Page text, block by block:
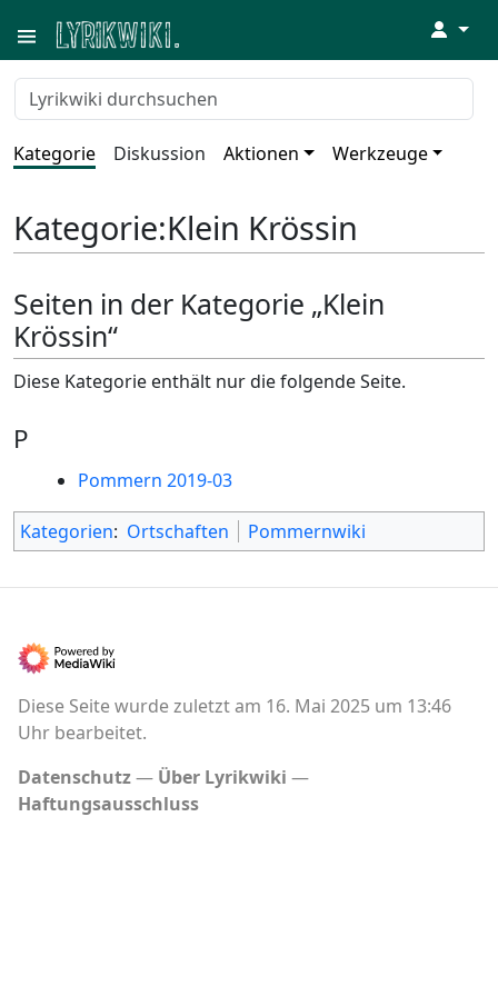
↓
Kategorie Diskussion Aktionen Werkzeuge
Kategorie:Klein Krössin
Seiten in der Kategorie „Klein
Krössin“
Diese Kategorie enthält nur die folgende Seite.
P
Pommern 2019-03
Kategorien: Ortschaften Pommernwiki
Diese Seite wurde zuletzt am 16. Mai 2025 um 13:46
Uhr bearbeitet.
Datenschutz
Über Lyrikwiki
Haftungsausschluss